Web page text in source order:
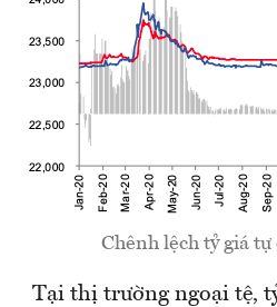
Chênh lệch tỷ giá
Tại thị trường ngoại tệ,